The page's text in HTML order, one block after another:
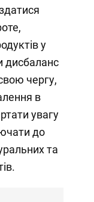
у
дисбаланс
чергу,
в
увагу
до
та